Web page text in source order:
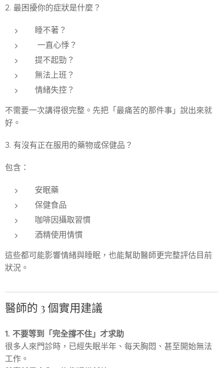
2. 最困擾你的症狀是什麼？
睡不著？
一直心悸？
提不起勁？
無法上班？
情緒失控？
不需要一次講得很完整。先把「最痛苦的那件事」說出來就
好。
3. 有沒有正在服用的藥物或保健品？
包含：
安眠藥
保健食品
咖啡因攝取習慣
酒精使用情慣
這些都可能影響情緒與睡眠，也能幫助醫師更完整評估目前
狀況。
醫師的 3 個實用建議
1. 不要等到「完全撐不住」才求助
很多人來門診時，已經失眠半年、每天胸悶、甚至開始無法
工作。